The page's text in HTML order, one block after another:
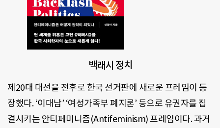
백래시 정치
제20대 대선을 전후로 한국 선거판에 새로운 프레임이 등
장했다. ‘이대남’ ‘여성가족부 폐지론’ 등으로 유권자를 집
결시키는 안티페미니즘(Antifeminism) 프레임이다. 과거